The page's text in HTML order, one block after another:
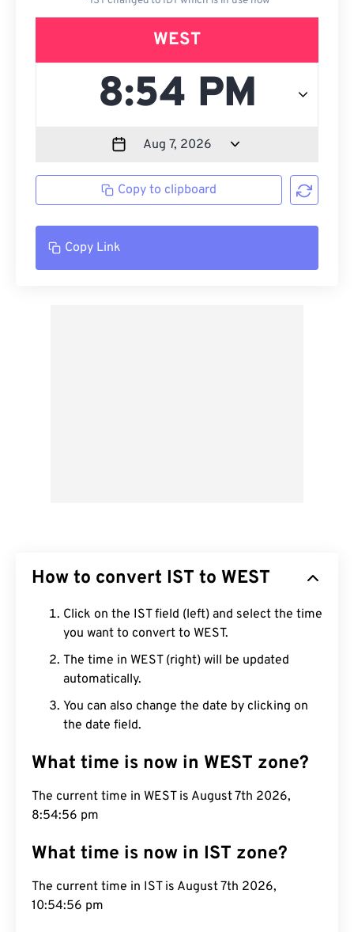
WEST
Copy to clipboard
Copy Link
How to convert IST to WEST
Click on the IST field (left) and select the time
you want to convert to WEST.
The time in WEST (right) will be updated
automatically.
You can also change the date by clicking on
the date field.
What time is now in WEST zone?
The current time in WEST is August 7th 2026,
8:54:57 pm
What time is now in IST zone?
The current time in IST is August 7th 2026,
10:54:57 pm